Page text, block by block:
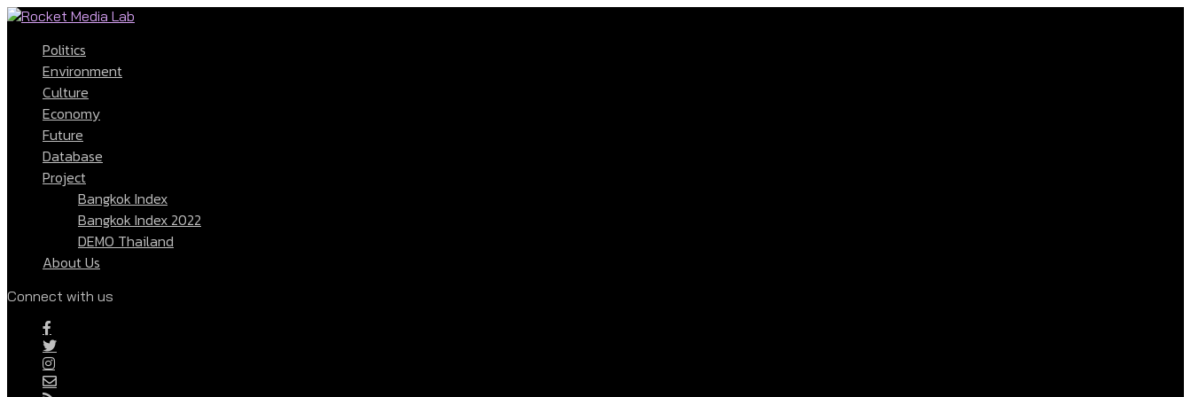
Politics
Environment
Culture
Economy
Future
Database
Project
Bangkok Index
Bangkok Index 2022
DEMO Thailand
About Us
Connect with us